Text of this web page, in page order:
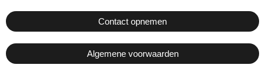
Contact opnemen
Algemene voorwaarden